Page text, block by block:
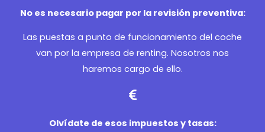
No es necesario pagar por la revisión preventiva:
Las puestas a punto de funcionamiento del coche
van por la empresa de renting. Nosotros nos
haremos cargo de ello.
Olvídate de esos impuestos y tasas: